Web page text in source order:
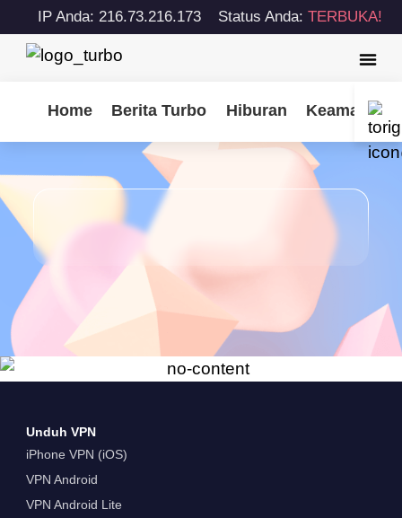
IP Anda: 216.73.216.173 Status Anda: TERBUKA!
Home Berita Turbo Hiburan Keamanan
Unduh VPN
iPhone VPN (iOS)
VPN Android
VPN Android Lite